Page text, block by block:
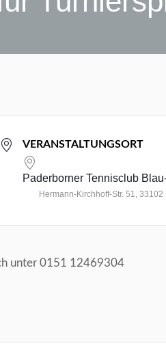
VERANSTALTUNGSORT
Paderborner Tennisclub
Hermann-Kirchhoff-Str. 51, 33102
unter 0151 12469304